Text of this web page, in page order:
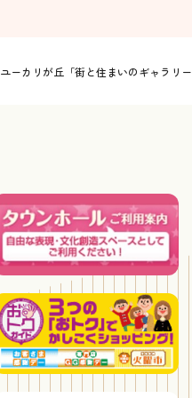
ユーカリが丘「街と住まいのギャラ